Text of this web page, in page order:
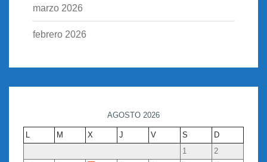
marzo 2026
febrero 2026
AGOSTO 2026
L M X J V S
D
1
2